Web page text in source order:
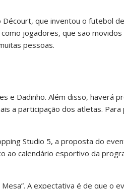
que inventou o futebol
jogadores, que são movidos
pessoas.
e Dadinho. Além disso, haverá
a participação dos atletas. Para
Studio 5, a proposta do
ao calendário esportivo da
A expectativa é de que o